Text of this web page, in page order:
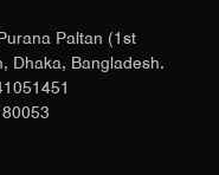
Paltan (1st
Dhaka, Bangladesh.